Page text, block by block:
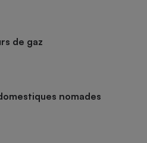
de gaz
nomades